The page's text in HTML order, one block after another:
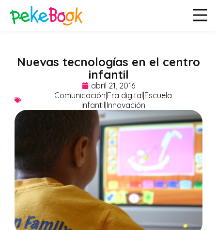
Nuevas tecnologías en el centro
infantil
abril 21, 2016
Comunicación|Era digital|Escuela
infantil|Innovación